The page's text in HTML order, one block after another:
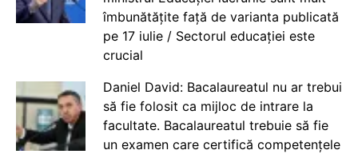
îmbunătățite față de varianta publicată
pe 17 iulie / Sectorul educației este
crucial
Daniel David: Bacalaureatul nu ar trebui
să fie folosit ca mijloc de intrare la
facultate. Bacalaureatul trebuie să fie
un examen care certifică competențele